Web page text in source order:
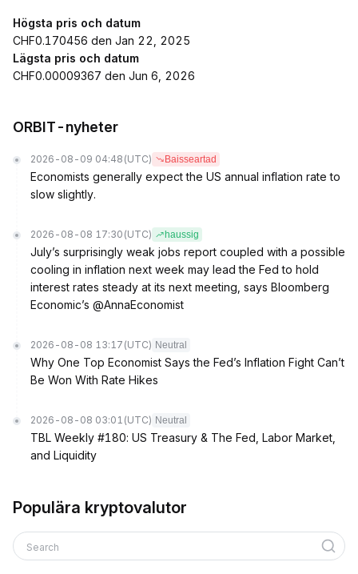
Högsta pris och datum
CHF0.170456 den Jan 22, 2025
Lägsta pris och datum
CHF0.00009367 den Jun 6, 2026
ORBIT-nyheter
2026-08-09 04:48 (UTC) Baisseartad
Economists generally expect the US annual inflation rate to
slow slightly.
2026-08-08 17:30 (UTC) haussig
July’s surprisingly weak jobs report coupled with a possible
cooling in inflation next week may lead the Fed to hold
interest rates steady at its next meeting, says Bloomberg
Economic’s @AnnaEconomist
2026-08-08 13:17 (UTC) Neutral
Why One Top Economist Says the Fed’s Inflation Fight Can’t
Be Won With Rate Hikes
2026-08-08 03:01 (UTC) Neutral
TBL Weekly #180: US Treasury & The Fed, Labor Market,
and Liquidity
Populära kryptovalutor
Search